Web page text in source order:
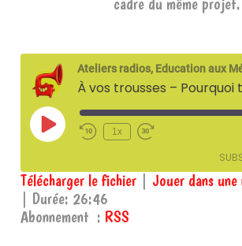
cadre du même projet.
Ateliers radios, Education aux
Play
Episode
1x
RSS
SHARE
Télécharger le fichier
Jouer dans
Durée: 26:46
Abonnement : RSS